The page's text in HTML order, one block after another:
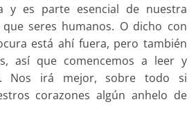
y es parte esencial de nuestra
seres humanos. O dicho con
está ahí fuera, pero también
así que comencemos a leer y
Nos irá mejor, sobre todo si
corazones algún anhelo de